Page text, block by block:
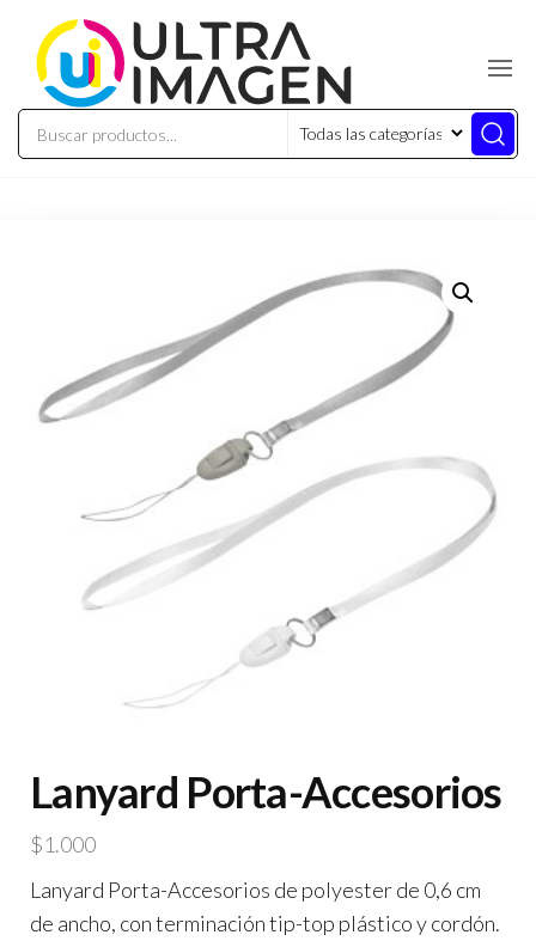
Lanyard Porta-Accesorios
$1.000
Lanyard Porta-Accesorios de polyester de 0,6 cm
de ancho, con terminación tip-top plástico y cordón.